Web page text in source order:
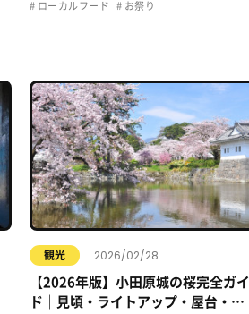
ローカルフード お祭り
観光 2026/02/28
【2026年版】小田原城の桜完全ガイ
ド｜見頃・ライトアップ・屋台・お